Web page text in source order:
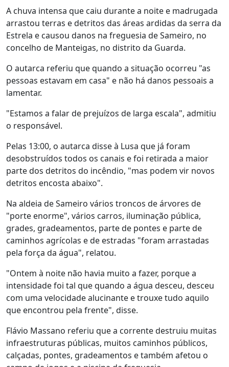
A chuva intensa que caiu durante a noite e madrugada
arrastou terras e detritos das áreas ardidas da serra da
Estrela e causou danos na freguesia de Sameiro, no
concelho de Manteigas, no distrito da Guarda.
O autarca referiu que quando a situação ocorreu "as
pessoas estavam em casa" e não há danos pessoais a
lamentar.
"Estamos a falar de prejuízos de larga escala", admitiu
o responsável.
Pelas 13:00, o autarca disse à Lusa que já foram
desobstruídos todos os canais e foi retirada a maior
parte dos detritos do incêndio, "mas podem vir novos
detritos encosta abaixo".
Na aldeia de Sameiro vários troncos de árvores de
"porte enorme", vários carros, iluminação pública,
grades, gradeamentos, parte de pontes e parte de
caminhos agrícolas e de estradas "foram arrastadas
pela força da água", relatou.
"Ontem à noite não havia muito a fazer, porque a
intensidade foi tal que quando a água desceu, desceu
com uma velocidade alucinante e trouxe tudo aquilo
que encontrou pela frente", disse.
Flávio Massano referiu que a corrente destruiu muitas
infraestruturas públicas, muitos caminhos públicos,
calçadas, pontes, gradeamentos e também afetou o